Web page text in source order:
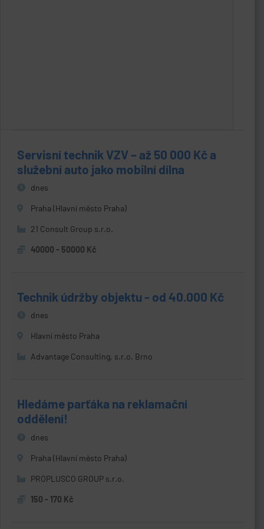
Servisní technik VZV – až 50 000 Kč a
služební auto jako mobilní dílna
dnes
Praha (Hlavní město Praha)
21 Consult Group s.r.o.
40000 - 50000 Kč
Technik údržby objektu - od 40.000 Kč
dnes
Hlavní město Praha
Advantage Consulting, s.r.o. Brno
Hledáme parťáka na reklamační
oddělení!
dnes
Praha (Hlavní město Praha)
PROPLUSCO GROUP s.r.o.
150 - 170 Kč